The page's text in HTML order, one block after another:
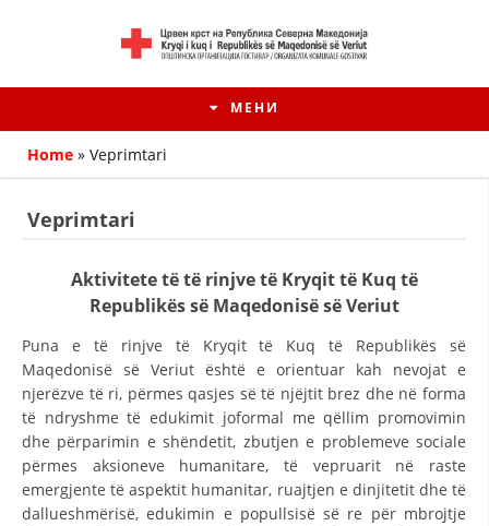
МЕНИ
HISTORIA E KRYQIT TË KUQ
ИСТОРИЈАТ НА ДВИЖЕЊЕТО
СТРУКТУРА НА ОРГАНИЗАЦИЈАТА
Home » Veprimtari
Veprimtari
Aktivitete të të rinjve të Kryqit të Kuq të
Republikës së Maqedonisë së Veriut
Puna e të rinjve të Kryqit të Kuq të Republikës së
Maqedonisë së Veriut është e orientuar kah nevojat e
njerëzve të ri, përmes qasjes së të njëjtit brez dhe në forma
të ndryshme të edukimit joformal me qëllim promovimin
dhe përparimin e shëndetit, zbutjen e problemeve sociale
përmes aksioneve humanitare, të vepruarit në raste
emergjente të aspektit humanitar, ruajtjen e dinjitetit dhe të
dallueshmërisë, edukimin e popullsisë së re për mbrojtje